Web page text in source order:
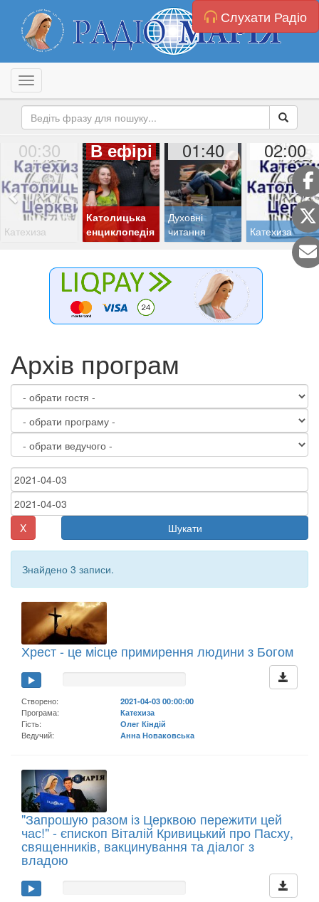
Слухати Радіо
Toggle navigation
00:30
Катехиза
В ефірі
Католицька
енциклопедія
01:40
Духовні
читання
02:00
Катехиза
Архів програм
X Шукати
Знайдено 3 записи.
Хрест - це місце примирення людини з Богом
Створено:
2021-04-03 00:00:00
Програма:
Катехиза
Гість:
Олег Кіндій
Ведучий:
Анна Новаковська
"Запрошую разом із Церквою пережити цей
час!" - єпископ Віталій Кривицький про Пасху,
священників, вакцинування та діалог з
владою